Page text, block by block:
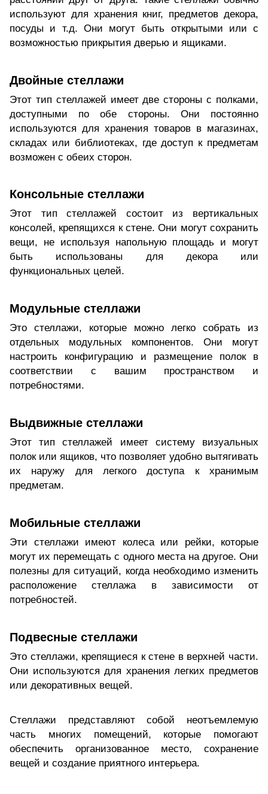
используют для хранения книг, предметов декора,
посуды и т.д. Они могут быть открытыми или с
возможностью прикрытия дверью и ящиками.
Двойные стеллажи
Этот тип стеллажей имеет две стороны с полками,
доступными по обе стороны. Они постоянно
используются для хранения товаров в магазинах,
складах или библиотеках, где доступ к предметам
возможен с обеих сторон.
Консольные стеллажи
Этот тип стеллажей состоит из вертикальных
консолей, крепящихся к стене. Они могут сохранить
вещи, не используя напольную площадь и могут
быть использованы для декора или
функциональных целей.
Модульные стеллажи
Это стеллажи, которые можно легко собрать из
отдельных модульных компонентов. Они могут
настроить конфигурацию и размещение полок в
соответствии с вашим пространством и
потребностями.
Выдвижные стеллажи
Этот тип стеллажей имеет систему визуальных
полок или ящиков, что позволяет удобно вытягивать
их наружу для легкого доступа к хранимым
предметам.
Мобильные стеллажи
Эти стеллажи имеют колеса или рейки, которые
могут их перемещать с одного места на другое. Они
полезны для ситуаций, когда необходимо изменить
расположение стеллажа в зависимости от
потребностей.
Подвесные стеллажи
Это стеллажи, крепящиеся к стене в верхней части.
Они используются для хранения легких предметов
или декоративных вещей.
Стеллажи представляют собой неотъемлемую
часть многих помещений, которые помогают
обеспечить организованное место, сохранение
вещей и создание приятного интерьера.